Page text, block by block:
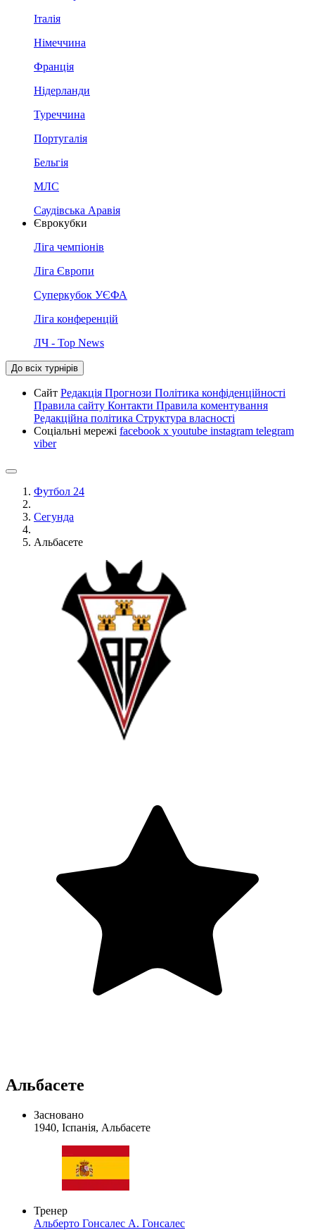
Італія
Німеччина
Франція
Нідерланди
Туреччина
Португалія
Бельгія
МЛС
Саудівська Аравія
Єврокубки
Ліга чемпіонів
Ліга Європи
Суперкубок УЄФА
Ліга конференцій
ЛЧ - Top News
До всіх турнірів
Сайт Редакція Прогнози Політика конфіденційності
Правила сайту Контакти Правила коментування
Редакційна політика Структура власності
Соціальні мережі facebook x youtube instagram telegram
viber
Футбол 24
Сегунда
Альбасете
Альбасете
Засновано
1940, Іспанія, Альбасете
Тренер
Альберто Гонсалес А. Гонсалес